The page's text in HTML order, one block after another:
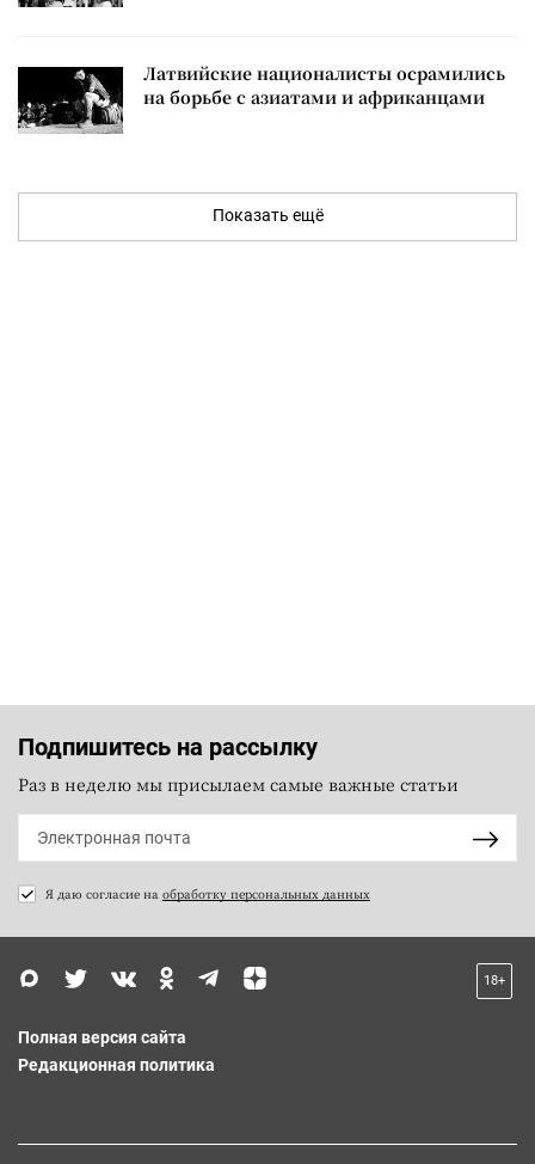
Латвийские националисты осрамились
на борьбе с азиатами и африканцами
Показать ещё
Подпишитесь на рассылку
Раз в неделю мы присылаем самые важные статьи
Я даю согласие на обработку персональных данных
18+
Полная версия сайта
Редакционная политика